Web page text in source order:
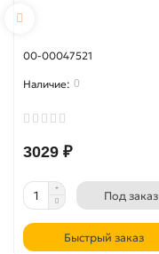
00-00047521
0
3029 ₽
Под заказ
Быстрый заказ